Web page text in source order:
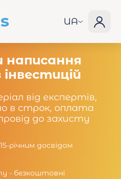
UA
інвестицій
від експертів,
в строк, оплата
до захисту
річним досвідом
- безкоштовні